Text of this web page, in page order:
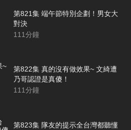
第821集 端午節特別企劃！男女大
對決
111分鐘
第822集 真的沒有做效果~ 文綺遭
乃哥認證是真傻！
111分鐘
第823集 隊友的提示全台灣都聽懂